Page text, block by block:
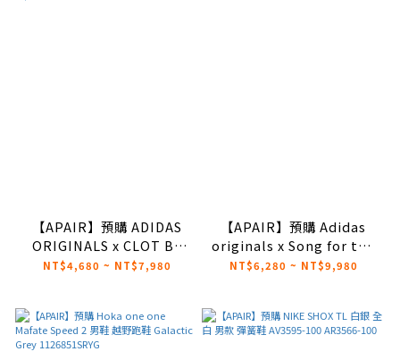
【APAIR】預購 ADIDAS
ORIGINALS x CLOT BY
EDISON CHEN 短袖POLO
NT$4,680 ~ NT$7,980
【APAIR】預購 Adidas
originals x Song for the
Mute Samba LX
NT$6,280 ~ NT$9,980